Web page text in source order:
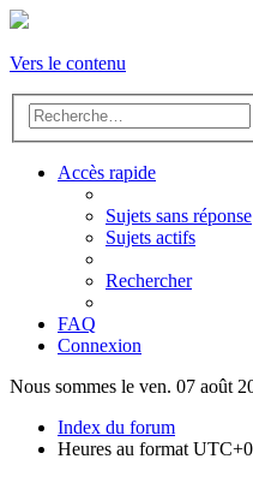
Vers le contenu
Accès rapide
Sujets sans réponse
Sujets actifs
Rechercher
FAQ
Connexion
Nous sommes le ven. 07 août
Index du forum
Heures au format